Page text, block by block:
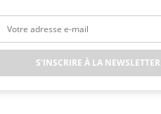
S'INSCRIRE À LA NEWSLETTER